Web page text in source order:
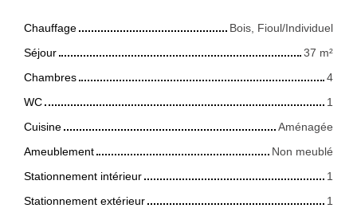
Chauffage
Bois, Fioul/Individuel
Séjour
37 m²
Chambres
4
WC
1
Cuisine
Aménagée
Ameublement
Non meublé
Stationnement intérieur
1
Stationnement extérieur
1